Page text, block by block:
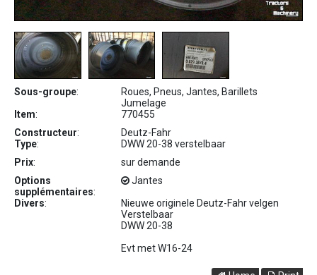
Sous-groupe:
Roues, Pneus, Jantes, Barillets
Jumelage
Item:
770455
Constructeur:
Deutz-Fahr
Type:
DWW 20-38 verstelbaar
Prix:
sur demande
Options
supplémentaires:
Jantes
Divers:
Nieuwe originele Deutz-Fahr velgen
Verstelbaar
DWW 20-38
Evt met W16-24